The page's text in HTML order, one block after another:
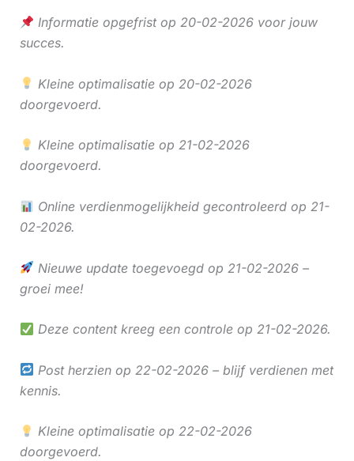
Informatie opgefrist op 20-02-2026 voor jouw
succes.
Kleine optimalisatie op 20-02-2026
doorgevoerd.
Kleine optimalisatie op 21-02-2026
doorgevoerd.
Online verdienmogelijkheid gecontroleerd op 21-
02-2026.
Nieuwe update toegevoegd op 21-02-2026 –
groei mee!
Deze content kreeg een controle op 21-02-2026.
Post herzien op 22-02-2026 – blijf verdienen met
kennis.
Kleine optimalisatie op 22-02-2026
doorgevoerd.